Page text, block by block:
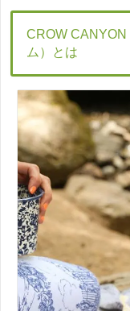
CROW
ム）とは